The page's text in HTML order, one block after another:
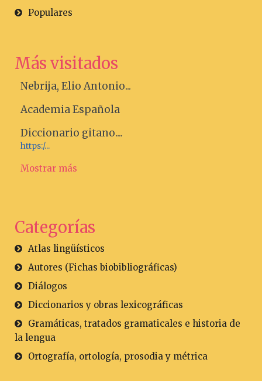
Populares
Más visitados
Nebrija, Elio Antonio...
Academia Española
Diccionario gitano....
https:/...
Mostrar más
Categorías
Atlas lingüísticos
Autores (Fichas biobibliográficas)
Diálogos
Diccionarios y obras lexicográficas
Gramáticas, tratados gramaticales e historia de
la lengua
Ortografía, ortología, prosodia y métrica